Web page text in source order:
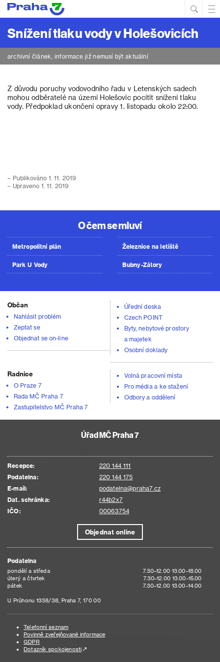
Snížení tlaku vody v Holešovicích
archivní článek, informace již nemusí být aktuální
Z důvodu poruchy vodovodního řadu v Letenských sadech
mohou odběratelé na území Holešovic pocítit snížení tlaku
vody. Předpoklad ukončení opravy 1. listopadu okolo 22:00.
– Publikováno 1. 11. 2019
– Upraveno 1. 11. 2019
O čem se mluví
Metropolitní plán
Park U Vody
Železnice na letiště
Bubny-Zátory
Občan
Nahlásit problém
Zeptat se
Objednat se on-line
Úřední deska
Czech POINT
Byty, nebytové prostory
a majetek
Osobní doklady
Radnice
O Praze 7
Rada MČ Praha 7
Zastupitelstvo MČ Praha 7
Volná pracovní místa
Pro média a ke stažení
Odbory a oddělení
Úřad MČ Praha 7
Recepce:
220 144 111
Podatelna:
220 144 175
E-mail:
podatelna@praha7.cz
Dat. schránka:
r44b2x7
IČO:
00063754
Objednat online
Podatelna
pondělí a středa
7.30–12.00 13.00–18.00
úterý a čtvrtek
7.30–12.00 13.00–15.00
pátek
7.30–12.00 13.00–14.00
U Průhonu 1338/38, Praha 7, 170 00
Telefonní seznam
Povinně zveřejňované informace
GDPR
Dotazník spokojenosti